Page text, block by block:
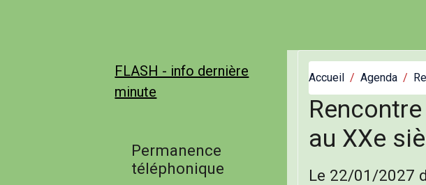
Accueil Agenda
au XXe
Le 22/01/2027
FLASH - info dernière
minute
Permanence
téléphonique